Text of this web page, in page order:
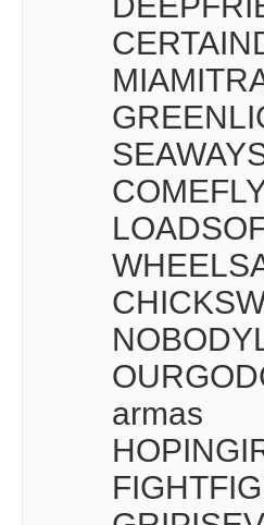
armas